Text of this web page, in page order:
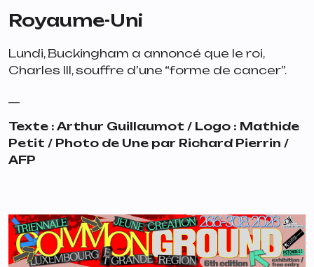
Royaume-Uni
Lundi, Buckingham a annoncé que le roi,
Charles III, souffre d’une “forme de cancer”.
Texte : Arthur Guillaumot / Logo : Mathide
Petit / Photo de Une par Richard Pierrin /
AFP